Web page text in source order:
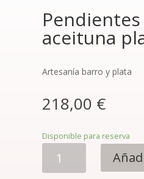
aceituna
Artesanía barro y plata
218,00 €
Disponible para reserva
colección